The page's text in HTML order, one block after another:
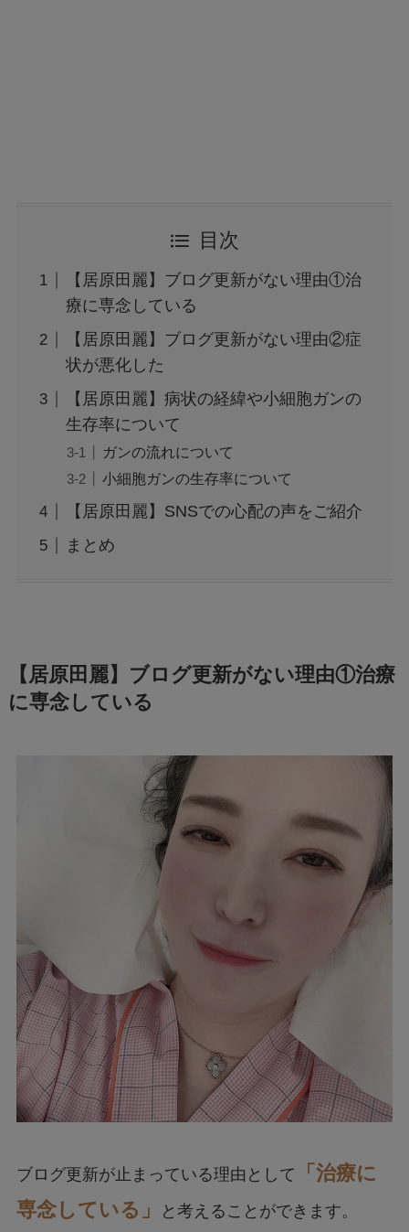
目次
【居原田麗】ブログ更新がない理由①治
療に専念している
【居原田麗】ブログ更新がない理由②症
状が悪化した
【居原田麗】病状の経緯や小細胞ガンの
生存率について
ガンの流れについて
小細胞ガンの生存率について
【居原田麗】SNSでの心配の声をご紹介
まとめ
【居原田麗】ブログ更新がない理由①治療
に専念している
ブログ更新が止まっている理由として
「治療に
専念している」
と考えることができます。